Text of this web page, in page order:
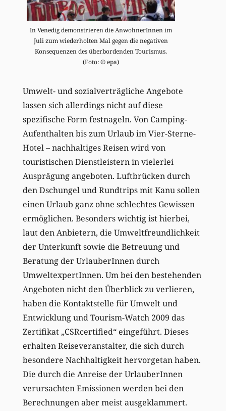
In Venedig demonstrieren die AnwohnerInnen im
Juli zum wiederholten Mal gegen die negativen
Konsequenzen des überbordenden Tourismus.
(Foto: © epa)
Umwelt- und sozialverträgliche Angebote
lassen sich allerdings nicht auf diese
spezifische Form festnageln. Von Camping-
Aufenthalten bis zum Urlaub im Vier-Sterne-
Hotel – nachhaltiges Reisen wird von
touristischen Dienstleistern in vielerlei
Ausprägung angeboten. Luftbrücken durch
den Dschungel und Rundtrips mit Kanu sollen
einen Urlaub ganz ohne schlechtes Gewissen
ermöglichen. Besonders wichtig ist hierbei,
laut den Anbietern, die Umweltfreundlichkeit
der Unterkunft sowie die Betreuung und
Beratung der UrlauberInnen durch
UmweltexpertInnen. Um bei den bestehenden
Angeboten nicht den Überblick zu verlieren,
haben die Kontaktstelle für Umwelt und
Entwicklung und Tourism-Watch 2009 das
Zertifikat „CSRcertified“ eingeführt. Dieses
erhalten Reiseveranstalter, die sich durch
besondere Nachhaltigkeit hervorgetan haben.
Die durch die Anreise der UrlauberInnen
verursachten Emissionen werden bei den
Berechnungen aber meist ausgeklammert.